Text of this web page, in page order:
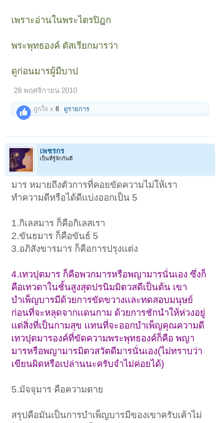
เพราะอ่านในพระไตรปิฎก
พระพุทธองค์ ตัสเรียกมารว่า
ดูก่อนมารผู้มีบาป
28 พฤศจิกายน 2010
ถูกใจ x8 ดูรายการ
เพชรกร
เป็นที่รู้จักกันดี
มาร หมายถึงตัวการที่คอยขัดความไม่ให้เรา
ทำความดีหรือได้ดีเเบ่งออกเป็น 5
1.กิเลสมาร ก็คือกิเลสเรา
2.ขันธมาร ก็คือขันธ์ 5
3.อภิสังขารมาร ก็คือการปรุงเเต่ง
4.เทวปุตมาร ก็คือพวกมารหรือพญามารนั่นเอง ซึ่งก็
คือเทวดาในชั้นสูงสุดปรนิมมิตวสดีเป็นต้น เขา
บำเพ็ญบารมีด้วยการขัดขวางเเละทดสอบมนุษย์
ก่อนที่จะหลุดจากเเดนกาม ด้วยการชักนำให้ห่วงอยู่
เเต่สิ่งที่เป็นกามสุข เเทนที่จะออกบำเพ็ญคุณความดี
เทวปุตมารองค์ที่ขัดความพระพุทธองค์ก็คือ พญา
มารหรือพญามารมิตวสวัตดีมารนั่นเอง(ไม่ทราบว่า
เขียนผิดหรือเปล่านนะครับจำไม่ค่อยได้)
5.มัจจุมาร คือความตาย
สรุปคือมันเป็นการบำเพ็ญบารมีของเขาครับเค้าไม่